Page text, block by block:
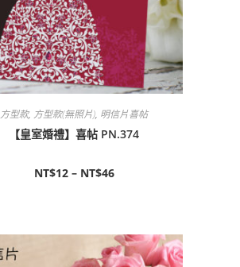
方型款, 方型款(無照片), 明信片喜帖
【皇室婚禮】喜帖 PN.374
NT$12– NT$46